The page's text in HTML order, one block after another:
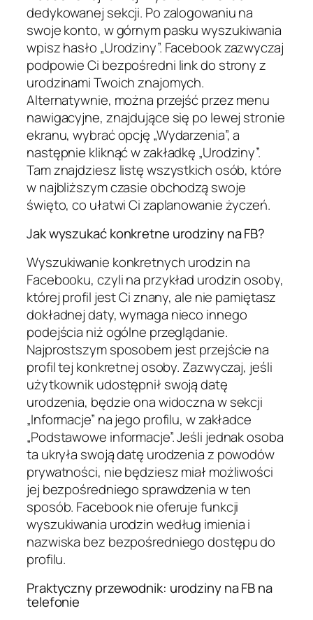
dedykowanej sekcji. Po zalogowaniu na
swoje konto, w górnym pasku wyszukiwania
wpisz hasło „Urodziny”. Facebook zazwyczaj
podpowie Ci bezpośredni link do strony z
urodzinami Twoich znajomych.
Alternatywnie, można przejść przez menu
nawigacyjne, znajdujące się po lewej stronie
ekranu, wybrać opcję „Wydarzenia”, a
następnie kliknąć w zakładkę „Urodziny”.
Tam znajdziesz listę wszystkich osób, które
w najbliższym czasie obchodzą swoje
święto, co ułatwi Ci zaplanowanie życzeń.
Jak wyszukać konkretne urodziny na FB?
Wyszukiwanie konkretnych urodzin na
Facebooku, czyli na przykład urodzin osoby,
której profil jest Ci znany, ale nie pamiętasz
dokładnej daty, wymaga nieco innego
podejścia niż ogólne przeglądanie.
Najprostszym sposobem jest przejście na
profil tej konkretnej osoby. Zazwyczaj, jeśli
użytkownik udostępnił swoją datę
urodzenia, będzie ona widoczna w sekcji
„Informacje” na jego profilu, w zakładce
„Podstawowe informacje”. Jeśli jednak osoba
ta ukryła swoją datę urodzenia z powodów
prywatności, nie będziesz miał możliwości
jej bezpośredniego sprawdzenia w ten
sposób. Facebook nie oferuje funkcji
wyszukiwania urodzin według imienia i
nazwiska bez bezpośredniego dostępu do
profilu.
Praktyczny przewodnik: urodziny na FB na
telefonie